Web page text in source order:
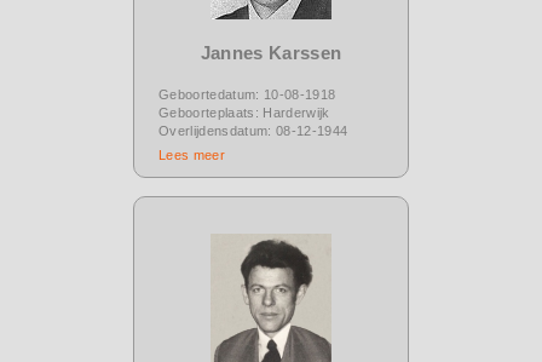
Jannes Karssen
Geboortedatum: 10-08-1918
Geboorteplaats: Harderwijk
Overlijdensdatum: 08-12-1944
Lees meer